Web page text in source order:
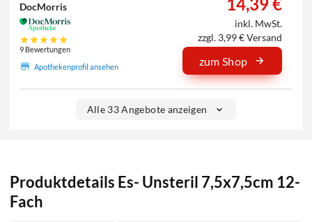
DocMorris
9 Bewertungen
Apothekenprofil ansehen
inkl. MwSt.
zzgl. 3,99 € Versand
zum Shop
Alle 33 Angebote anzeigen
Produktdetails Es- Unsteril 7,5x7,5cm 12-
Fach